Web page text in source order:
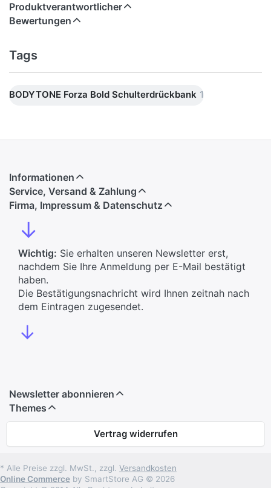
Produktverantwortlicher
Bewertungen
Tags
BODYTONE Forza Bold Schulterdrückbank 1
Informationen
Service, Versand & Zahlung
Firma, Impressum & Datenschutz
↓
Wichtig: Sie erhalten unseren Newsletter erst,
nachdem Sie Ihre Anmeldung per E-Mail bestätigt
haben.
Die Bestätigungsnachricht wird Ihnen zeitnah nach
dem Eintragen zugesendet.
↓
Newsletter abonnieren
Themes
Vertrag widerrufen
* Alle Preise zzgl. MwSt., zzgl. Versandkosten
Online Commerce by SmartStore AG © 2026